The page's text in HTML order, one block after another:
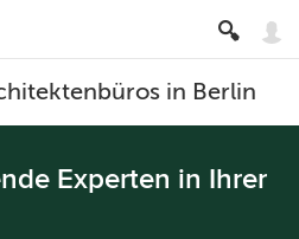
in Berlin
Experten in Ihrer